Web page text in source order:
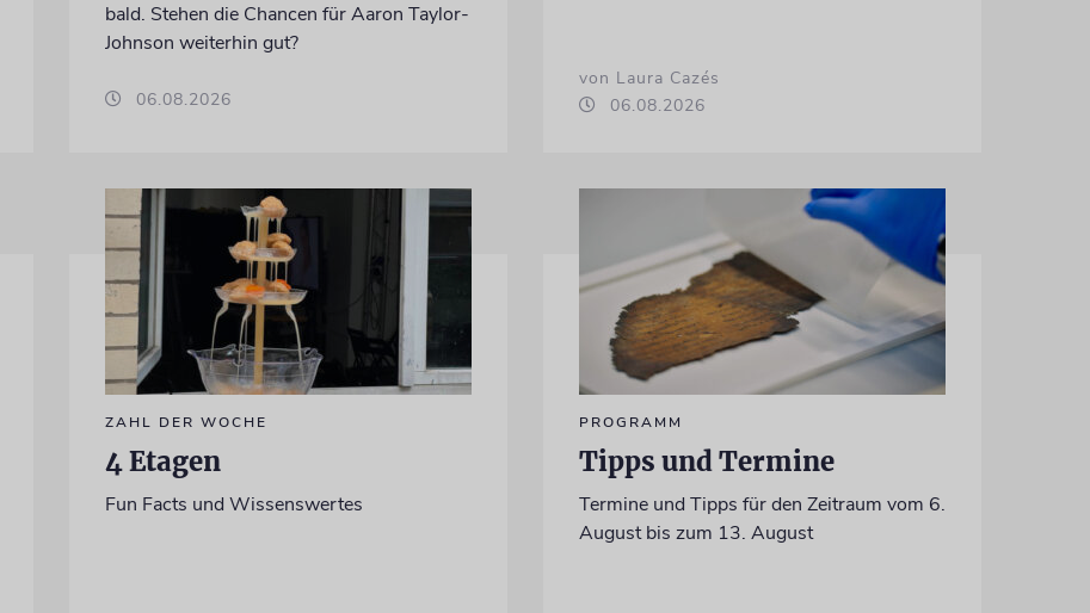
bald. Stehen die Chancen für Aaron Taylor-
Johnson weiterhin gut?
06.08.2026
von Laura Cazés
06.08.2026
ZAHL DER WOCHE
4 Etagen
Fun Facts und Wissenswertes
PROGRAMM
Tipps und Termine
Termine und Tipps für den Zeitraum vom 6.
August bis zum 13. August